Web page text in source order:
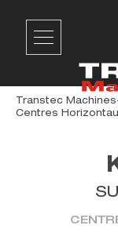
Transtec
Centres